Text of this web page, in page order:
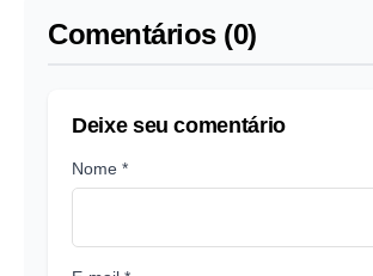
Comentários (0)
Deixe seu comentário
Nome *